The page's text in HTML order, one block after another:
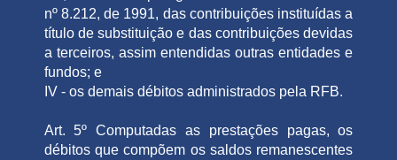
nº 8.212, de 1991, das contribuições instituídas a
título de substituição e das contribuições devidas
a terceiros, assim entendidas outras entidades e
fundos; e
IV - os demais débitos administrados pela RFB.
Art. 5º Computadas as prestações pagas, os
débitos que compõem os saldos remanescentes